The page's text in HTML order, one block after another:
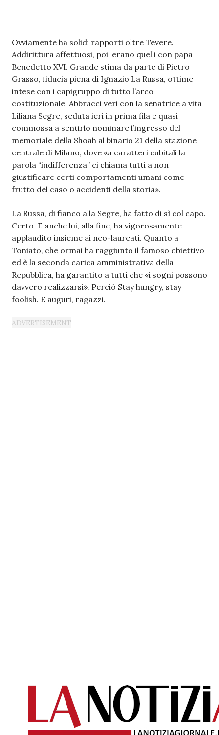
Ovviamente ha solidi rapporti oltre Tevere.
Addirittura affettuosi, poi, erano quelli con papa
Benedetto XVI. Grande stima da parte di Pietro
Grasso, fiducia piena di Ignazio La Russa, ottime
intese con i capigruppo di tutto l’arco
costituzionale. Abbracci veri con la senatrice a vita
Liliana Segre, seduta ieri in prima fila e quasi
commossa a sentirlo nominare l’ingresso del
memoriale della Shoah al binario 21 della stazione
centrale di Milano, dove «a caratteri cubitali la
parola “indifferenza” ci chiama tutti a non
giustificare certi comportamenti umani come
frutto del caso o accidenti della storia».
La Russa, di fianco alla Segre, ha fatto di sì col capo.
Certo. E anche lui, alla fine, ha vigorosamente
applaudito insieme ai neo-laureati. Quanto a
Toniato, che ormai ha raggiunto il famoso obiettivo
ed è la seconda carica amministrativa della
Repubblica, ha garantito a tutti che «i sogni possono
davvero realizzarsi». Perciò Stay hungry, stay
foolish. E auguri, ragazzi.